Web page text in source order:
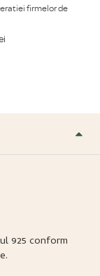
firmelor de
925 conform